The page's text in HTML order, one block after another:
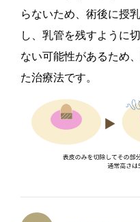
らないため、術後に授
し、乳管を残すように
ない可能性があるため
た治療法です。